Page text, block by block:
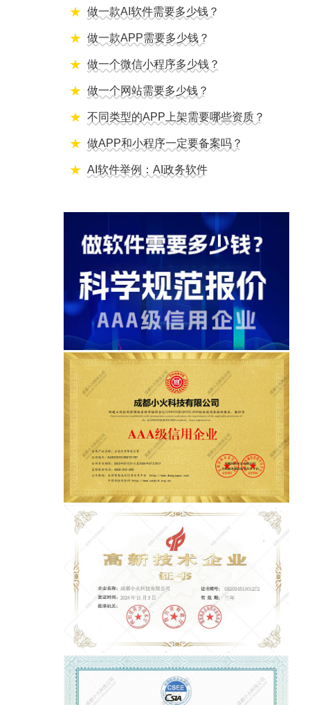
做一款AI软件需要多少钱？
做一款APP需要多少钱？
做一个微信小程序多少钱？
做一个网站需要多少钱？
不同类型的APP上架需要哪些资质？
做APP和小程序一定要备案吗？
AI软件举例：AI政务软件